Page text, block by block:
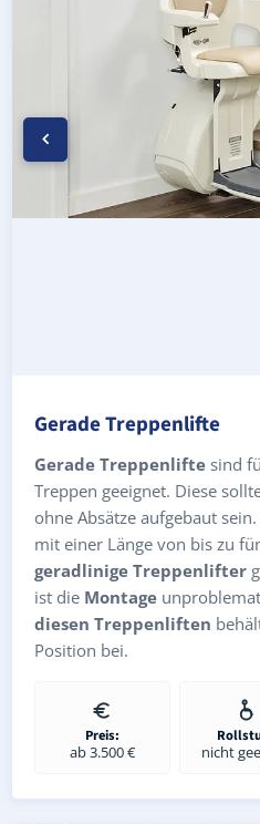
Gerade Treppenlifte
Gerade Treppenlifte sind
Treppen geeignet. Diese
ohne Absätze aufgebaut
mit einer Länge von bis zu
geradlinige Treppenlifter
ist die Montage
diesen Treppenliften
Position bei.
Preis:
ab 3.500 € nicht